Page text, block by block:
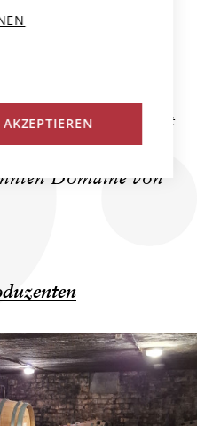
RION
jedoch mit
durch die
Domaine von